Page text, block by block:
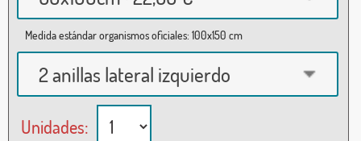
Medida estándar organismos oficiales: 100x150 cm
2 anillas lateral izquierdo
Unidades: